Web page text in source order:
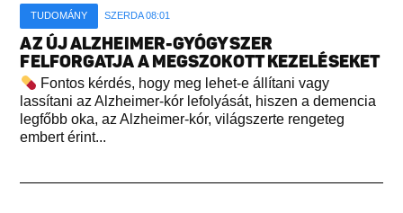
TUDOMÁNY SZERDA 08:01
AZ ÚJ ALZHEIMER-GYÓGYSZER
FELFORGATJA A MEGSZOKOTT KEZELÉSEKET
Fontos kérdés, hogy meg lehet-e állítani vagy
lassítani az Alzheimer-kór lefolyását, hiszen a demencia
legfőbb oka, az Alzheimer-kór, világszerte rengeteg
embert érint...